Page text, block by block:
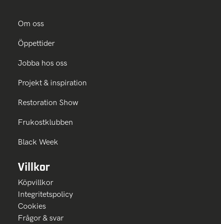
Om oss
Öppettider
Jobba hos oss
Projekt & inspiration
Restoration Show
Frukostklubben
Black Week
Villkor
Köpvillkor
Integritetspolicy
Cookies
Frågor & svar